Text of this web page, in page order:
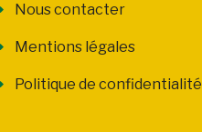
Nous contacter
Mentions légales
Politique de confidentialité